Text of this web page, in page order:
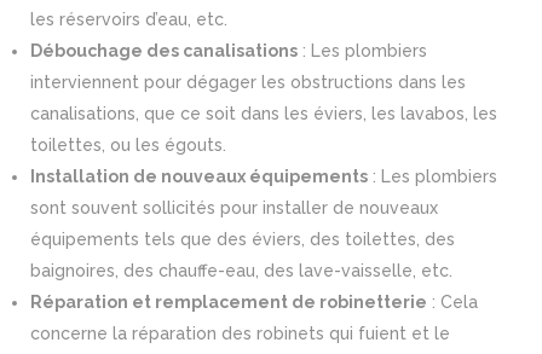
les réservoirs d’eau, etc.
Débouchage des canalisations : Les plombiers
interviennent pour dégager les obstructions dans les
canalisations, que ce soit dans les éviers, les lavabos, les
toilettes, ou les égouts.
Installation de nouveaux équipements : Les plombiers
sont souvent sollicités pour installer de nouveaux
équipements tels que des éviers, des toilettes, des
baignoires, des chauffe-eau, des lave-vaisselle, etc.
Réparation et remplacement de robinetterie : Cela
concerne la réparation des robinets qui fuient et le